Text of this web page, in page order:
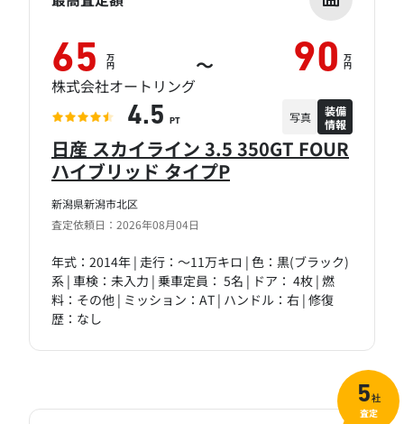
新潟県新潟市北区
査定依頼日：2026年08月04日
日産 スカイライン 3.5 350GT FOUR
ハイブリッド タイプP
年式：2014年 | 走行：～11万キロ | 色：黒(ブラック)
系 | 車検：未入力 | 乗車定員： 5名 | ドア： 4枚 | 燃
料：その他 | ミッション：AT | ハンドル：右 | 修復
歴：なし
65 万
円 ～ 90 万
円
株式会社オートリング
4.5 PT 写真
装備
情報
5社
査定